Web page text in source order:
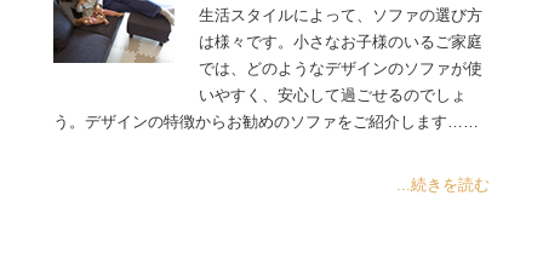
生活スタイルによって、ソファの選び方
は様々です。小さなお子様のいるご家庭
では、どのようなデザインのソファが使
いやすく、安心して過ごせるのでしょ
う。デザインの特徴からお勧めのソファをご紹介します……
...続きを読む